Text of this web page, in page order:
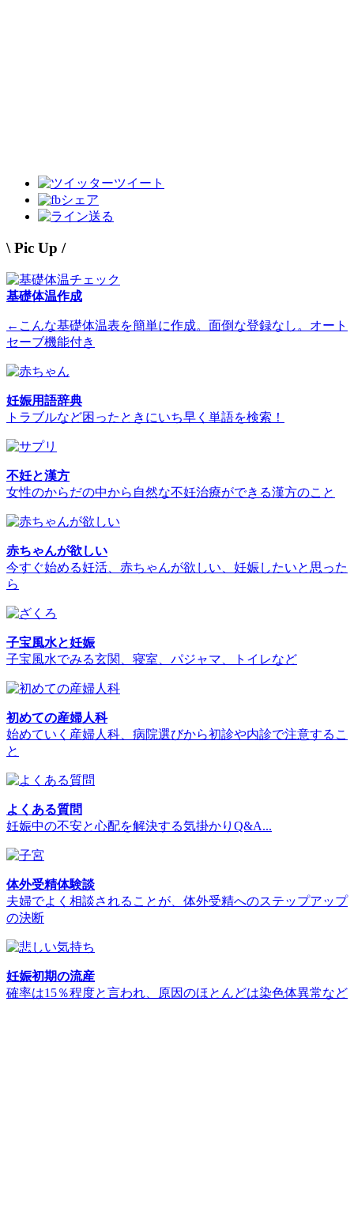
ツイート
シェア
送る
\ Pic Up /
基礎体温作成
←こんな基礎体温表を簡単に作成。面倒な登録なし。オート
セーブ機能付き
妊娠用語辞典
トラブルなど困ったときにいち早く単語を検索！
不妊と漢方
女性のからだの中から自然な不妊治療ができる漢方のこと
赤ちゃんが欲しい
今すぐ始める妊活、赤ちゃんが欲しい、妊娠したいと思った
ら
子宝風水と妊娠
子宝風水でみる玄関、寝室、パジャマ、トイレなど
初めての産婦人科
始めていく産婦人科、病院選びから初診や内診で注意するこ
と
よくある質問
妊娠中の不安と心配を解決する気掛かりQ&A...
体外受精体験談
夫婦でよく相談されることが、体外受精へのステップアップ
の決断
妊娠初期の流産
確率は15％程度と言われ、原因のほとんどは染色体異常など